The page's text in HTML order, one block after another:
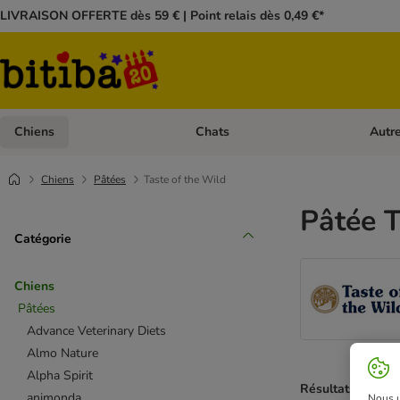
LIVRAISON OFFERTE dès 59 € | Point relais dès 0,49 €*
Chiens Dérouler les catégories: Chiens
Chats
Chiens Pâtées Taste of the Wild
Catégorie
Chiens
Pâtées
Advance Veterinary Diets
Almo Nature
Alpha Spirit
Pâtée
Résultats 1 à 9